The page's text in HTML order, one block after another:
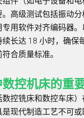
高级测试包括振动
用软件对齐编码器
长达 18 小时，确保
合质量标准。
控机床的重
控铣床和数控车床
现代制造工艺不可